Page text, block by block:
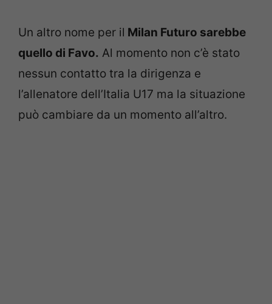
Un altro nome per il Milan Futuro sarebbe
quello di Favo. Al momento non c’è stato
nessun contatto tra la dirigenza e
l’allenatore dell’Italia U17 ma la situazione
può cambiare da un momento all’altro.